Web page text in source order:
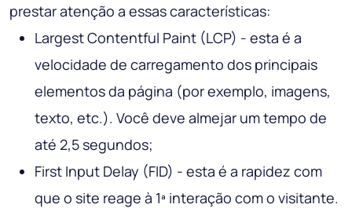
prestar atenção a essas características:
Largest Contentful Paint (LCP) - esta é a
velocidade de carregamento dos principais
elementos da página (por exemplo, imagens,
texto, etc.). Você deve almejar um tempo de
até 2,5 segundos;
First Input Delay (FID) - esta é a rapidez com
que o site reage à 1ª interação com o visitante.